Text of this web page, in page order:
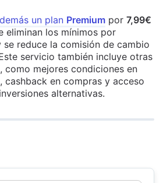
un plan Premium por 7,99€
eliminan los mínimos por
se reduce la comisión de cambio
servicio también incluye otras
como mejores condiciones en
cashback en compras y acceso
alternativas.